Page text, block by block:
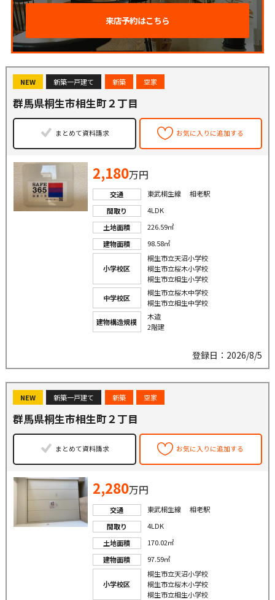
来店予約はこちら
NEW 新築一戸建て 新築 空家
群馬県桐生市相生町２丁目
まとめて資料請求 お気に入りに追加する
2,180万円
交通
東武桐生線 相老駅
間取り
4LDK
土地面積
226.59㎡
建物面積
98.58㎡
小学校区
桐生市立天沼小学校
桐生市立桜木小学校
桐生市立相生小学校
中学校区
桐生市立桜木中学校
桐生市立相生中学校
建物構造規模
木造
2階建
登録日：2026/8/5
NEW 新築一戸建て 新築 空家
群馬県桐生市相生町２丁目
まとめて資料請求 お気に入りに追加する
2,280万円
交通
東武桐生線 相老駅
間取り
4LDK
土地面積
170.02㎡
建物面積
97.59㎡
小学校区
桐生市立天沼小学校
桐生市立桜木小学校
桐生市立相生小学校